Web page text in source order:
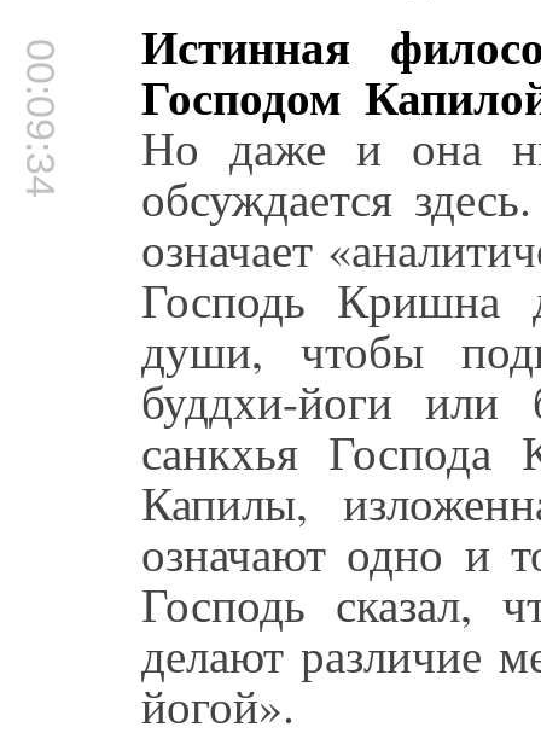
00:09:34 Истинная
Господом
Но даже и она
обсуждается
означает
Господь Кришна
души, чтобы
буддхи-йоги или
санкхья
Капилы,
означают одно и
Господь сказал,
делают различие
йогой».